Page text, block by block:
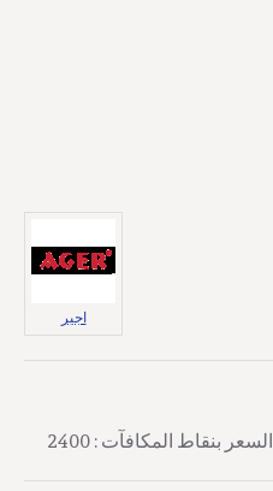
السعر بنقاط المكافآت : 2400
اجير